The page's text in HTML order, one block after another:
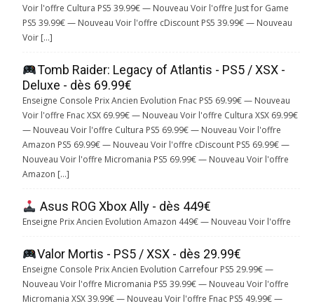
Voir l'offre Cultura PS5 39.99€ — Nouveau Voir l'offre Just for Game
PS5 39.99€ — Nouveau Voir l'offre cDiscount PS5 39.99€ — Nouveau
Voir […]
Tomb Raider: Legacy of Atlantis - PS5 / XSX -
Deluxe - dès 69.99€
Enseigne Console Prix Ancien Evolution Fnac PS5 69.99€ — Nouveau
Voir l'offre Fnac XSX 69.99€ — Nouveau Voir l'offre Cultura XSX 69.99€
— Nouveau Voir l'offre Cultura PS5 69.99€ — Nouveau Voir l'offre
Amazon PS5 69.99€ — Nouveau Voir l'offre cDiscount PS5 69.99€ —
Nouveau Voir l'offre Micromania PS5 69.99€ — Nouveau Voir l'offre
Amazon […]
Asus ROG Xbox Ally - dès 449€
Enseigne Prix Ancien Evolution Amazon 449€ — Nouveau Voir l'offre
Valor Mortis - PS5 / XSX - dès 29.99€
Enseigne Console Prix Ancien Evolution Carrefour PS5 29.99€ —
Nouveau Voir l'offre Micromania PS5 39.99€ — Nouveau Voir l'offre
Micromania XSX 39.99€ — Nouveau Voir l'offre Fnac PS5 49.99€ —